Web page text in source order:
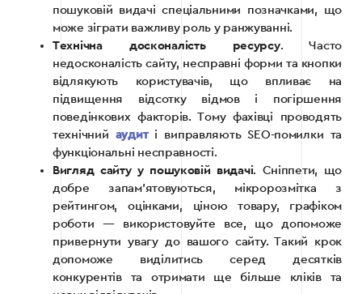
пошуковій видачі спеціальними позначками, що
може зіграти важливу роль у ранжуванні.
Технічна досконалість ресурсу. Часто
недосконалість сайту, несправні форми та кнопки
відлякують користувачів, що впливає на
підвищення відсотку відмов і погіршення
поведінкових факторів. Тому фахівці проводять
технічний аудиті виправляють SEO-помилки та
функціональні несправності.
Вигляд сайту у пошуковій видачі. Сніппети, що
добре запам’ятовуються, мікророзмітка з
рейтингом, оцінками, ціною товару, графіком
роботи — використовуйте все, що допоможе
привернути увагу до вашого сайту. Такий крок
допоможе виділитись серед десятків
конкурентів та отримати ще більше кліків та